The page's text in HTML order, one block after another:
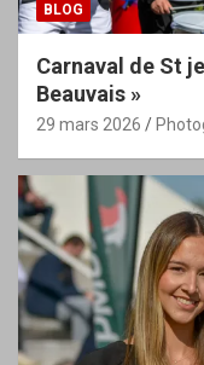
BLOG
Carnaval de St
Beauvais »
29 mars 2026